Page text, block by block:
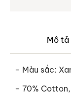
Mô tả
– Màu sắc:
– 70%